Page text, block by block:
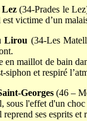
Lez(34-Prades le
victime d’un
Lirou (34-Les
en maillot de bain
siphon et respiré
Georges (46 –
sous l'effet d'un
reprend ses esprits